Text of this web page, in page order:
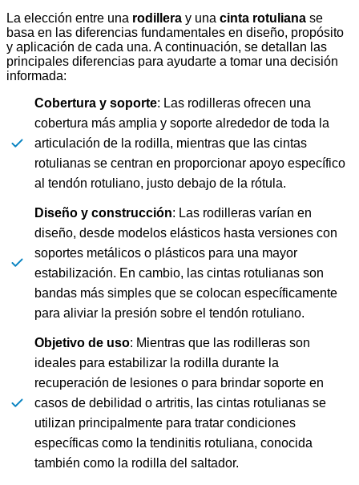
La elección entre una rodillera y una cinta rotuliana se
basa en las diferencias fundamentales en diseño, propósito
y aplicación de cada una. A continuación, se detallan las
principales diferencias para ayudarte a tomar una decisión
informada:
Cobertura y soporte: Las rodilleras ofrecen una
cobertura más amplia y soporte alrededor de toda la
articulación de la rodilla, mientras que las cintas
rotulianas se centran en proporcionar apoyo específico
al tendón rotuliano, justo debajo de la rótula.
Diseño y construcción: Las rodilleras varían en
diseño, desde modelos elásticos hasta versiones con
soportes metálicos o plásticos para una mayor
estabilización. En cambio, las cintas rotulianas son
bandas más simples que se colocan específicamente
para aliviar la presión sobre el tendón rotuliano.
Objetivo de uso: Mientras que las rodilleras son
ideales para estabilizar la rodilla durante la
recuperación de lesiones o para brindar soporte en
casos de debilidad o artritis, las cintas rotulianas se
utilizan principalmente para tratar condiciones
específicas como la tendinitis rotuliana, conocida
también como la rodilla del saltador.